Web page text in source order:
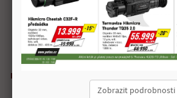
Doprava zdarma
Rychlá expedice
osobního
Zobrazit podrobnosti